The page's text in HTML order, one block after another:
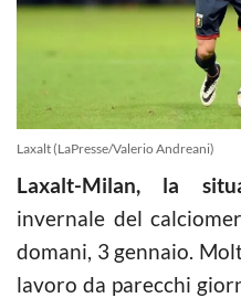
Laxalt (LaPresse/Valerio Andreani)
Laxalt-Milan, la
invernale del
domani, 3 gennaio.
lavoro da parecchi